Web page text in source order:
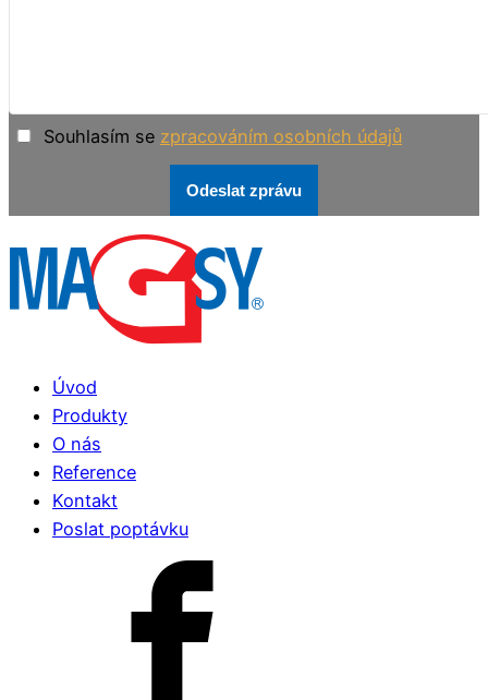
Souhlasím se zpracováním osobních údajů
Odeslat zprávu
Úvod
Produkty
O nás
Reference
Kontakt
Poslat poptávku